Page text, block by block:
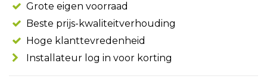
Grote eigen voorraad
Beste prijs-kwaliteitverhouding
Hoge klanttevredenheid
Installateur log in voor korting